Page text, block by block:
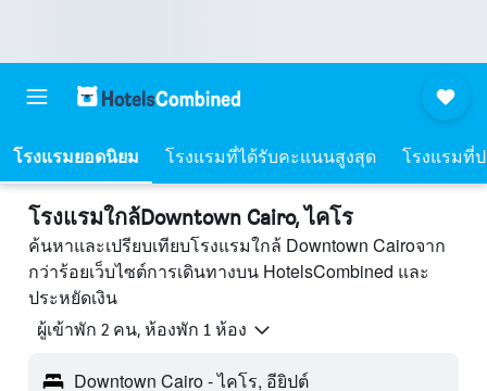
โรงแรมยอดนิยม โรงแรมที่ได้รับคะแนนสูงสุด โรงแรมที่
โรงแรมใกล้Downtown Cairo, ไคโร
ค้นหาและเปรียบเทียบโรงแรมใกล้ Downtown Cairoจาก
กว่าร้อยเว็บไซต์การเดินทางบน HotelsCombined และ
ประหยัดเงิน
ผู้เข้าพัก 2 คน, ห้องพัก 1 ห้อง
Downtown Cairo - ไคโร, อียิปต์